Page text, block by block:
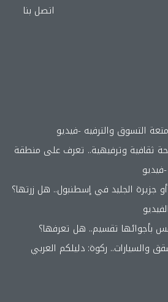
اتصل بنا
التسوق والترفيه -فيديو
ثقافية وترفيهية.. تعرف على منطقة
Zeytinburnu Buz Adası أو جزيرة الجليد في إسطنبول.. هل زرتها؟
بأجوائها تقسيم.. هل تعرفها؟
والسيارات.. ركوة: دليلكم العربي